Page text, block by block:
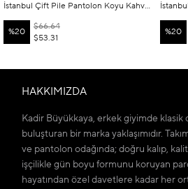
İstanbul Çift Pile Pantolon Koyu Kahverengi
%20
$53.31
$66.64
%20
HAKKIMIZDA
Kadir Büyükkaya, erkek giyimde
buluşturan bir marka yaklaşımıdır.
ve pantolon odağında; doğru kalıp,
işçilikle gün boyu formunu koruyan
hayatından özel davetlere kadar her